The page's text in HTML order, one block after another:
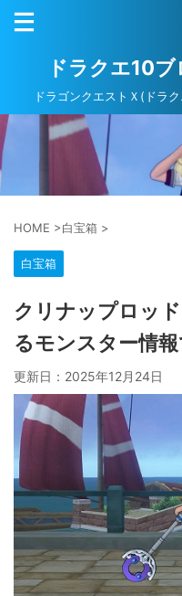
ドラクエ10
ドラゴンクエストＸ(ドラ
HOME >白宝箱 >
白宝箱
クリナップロッ
るモンスター情
更新日： 2025年12月24日